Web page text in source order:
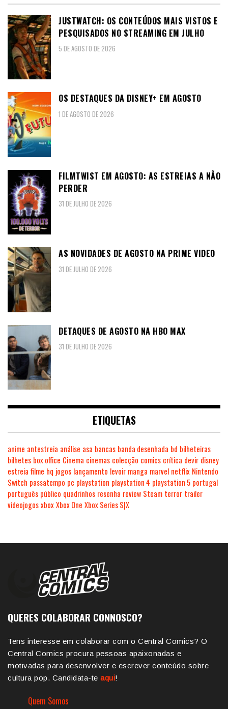
JUSTWATCH: OS CONTEÚDOS MAIS VISTOS E
PESQUISADOS NO STREAMING EM JULHO
5 DE AGOSTO DE 2026
OS DESTAQUES DA DISNEY+ EM AGOSTO
1 DE AGOSTO DE 2026
FILMTWIST EM AGOSTO: AS ESTREIAS A NÃO
PERDER
31 DE JULHO DE 2026
AS NOVIDADES DE AGOSTO NA PRIME VIDEO
31 DE JULHO DE 2026
DETAQUES DE AGOSTO NA HBO MAX
31 DE JULHO DE 2026
ETIQUETAS
anime antestreia análise asa bancas banda desenhada bd bilheteiras
bilhetes box office Cinema cinemas colecção comics crítica devir disney
estreia filme hq jogos lançamento levoir manga marvel netflix Nintendo
Switch passatempo pc playstation playstation 4 playstation 5 portugal
português público quadrinhos resenha review Steam terror trailer
videojogosxboxXbox One Xbox Series S|X
QUERES COLABORAR CONNOSCO?
Tens interesse em colaborar com o Central Comics? O
Central Comics procura pessoas apaixonadas e
motivadas para desenvolver e escrever conteúdo sobre
cultura pop. Candidata-te aqui!
Quem Somos